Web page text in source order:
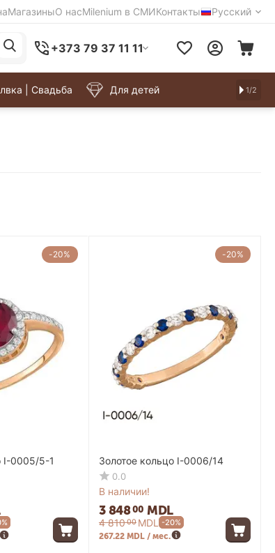
МагазиныО насMilenium в СМИКонтакты Русский
+373 79 37 11 11
| Свадьба Для детей 1/2
-20%
I-0005/5-1
-20%
Золотое кольцо I-0006/14
0.0
В наличии!
3 84800 MDL
4 81000 MDL
-20%
267.22 MDL / мес.